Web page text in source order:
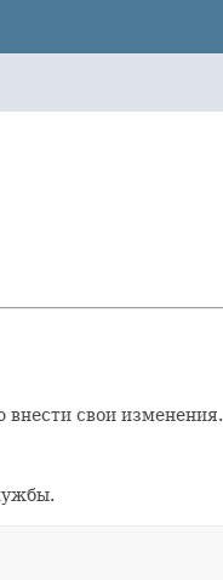
свои изменения.